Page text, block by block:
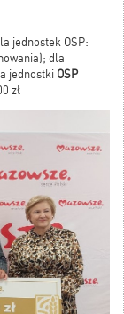
jednostek OSP:
dla
jednostki OSP
zł